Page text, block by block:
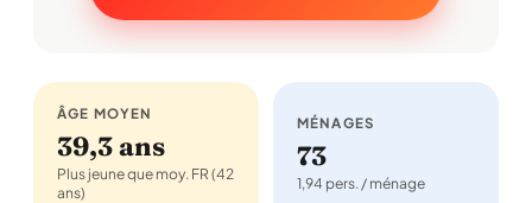
ÂGE MOYEN
39,3 ans
Plus jeune que moy. FR (42
ans)
MÉNAGES
73
1,94 pers. / ménage